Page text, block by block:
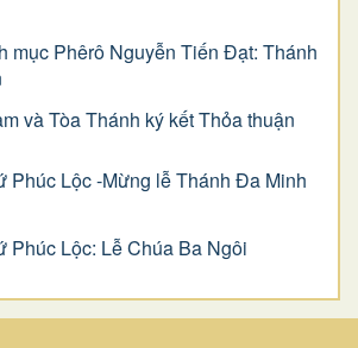
mục Phêrô Nguyễn Tiến Đạt: Thánh
và Tòa Thánh ký kết Thỏa thuận
Phúc Lộc -Mừng lễ Thánh Đa Minh
Phúc Lộc: Lễ Chúa Ba Ngôi